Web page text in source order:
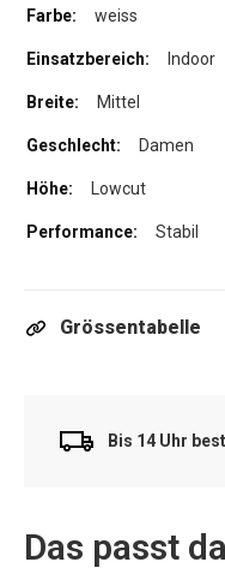
weiss
Indoor
Mittel
Damen
Lowcut
Stabil
Grössentabelle
Bis 14 Uhr
Das passt